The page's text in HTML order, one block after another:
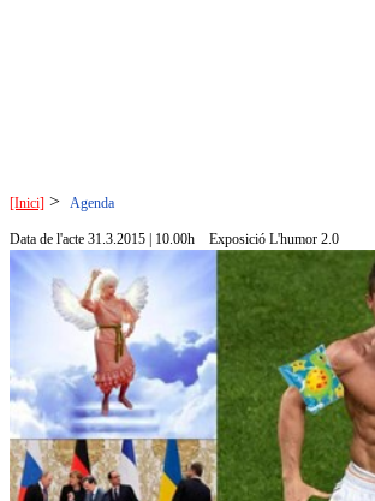
[Inici] > Agenda
Data de l'acte 31.3.2015 | 10.00h Exposició L'humor 2.0